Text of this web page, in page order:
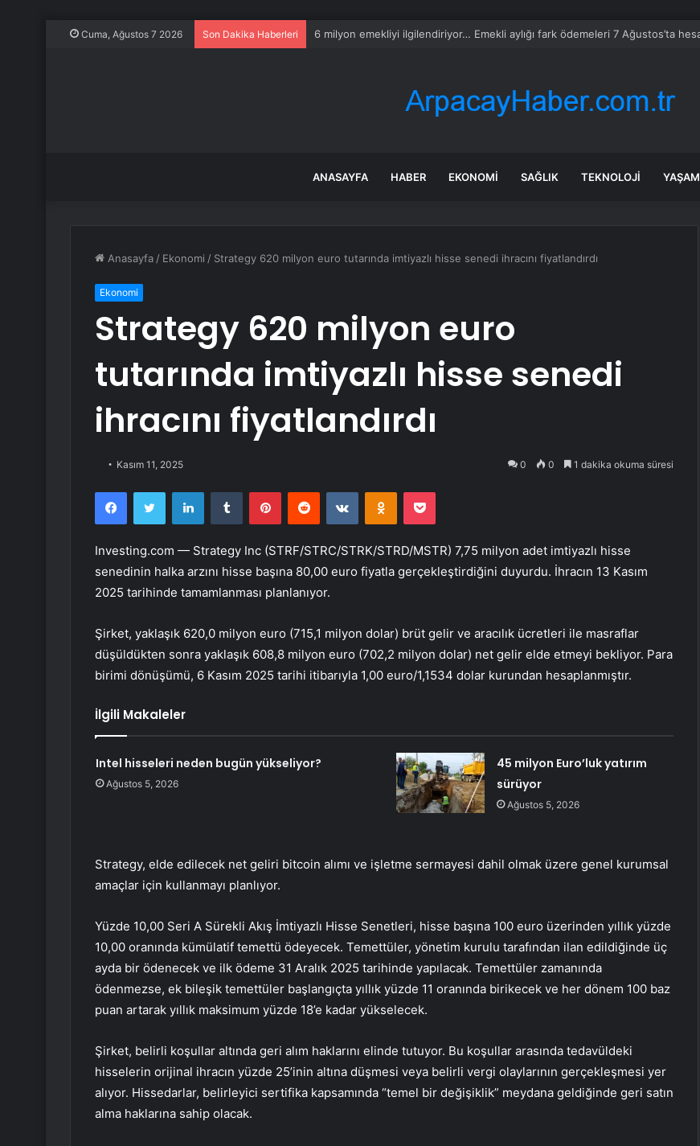
Cuma, Ağustos 7 2026 Son Dakika Haberleri Bayraklı’da İnşaatlara Sıkı Denetim
ANASAYFA HABER EKONOMI SAĞLIK TEKNOLOJI YAŞAM
Anasayfa / Ekonomi / Strategy 620 milyon euro tutarında imtiyazlı hisse senedi ihracını fiyatlandırdı
Ekonomi
Strategy 620 milyon euro
tutarında imtiyazlı hisse senedi
ihracını fiyatlandırdı
Kasım 11, 2025 0 0 1 dakika okuma süresi
FacebookTwitter LinkedInTumblr PinterestReddit VKontakteOdnoklassniki
Pocket
Investing.com — Strategy Inc (STRF/STRC/STRK/STRD/MSTR) 7,75 milyon adet imtiyazlı hisse
senedinin halka arzını hisse başına 80,00 euro fiyatla gerçekleştirdiğini duyurdu. İhracın 13 Kasım
2025 tarihinde tamamlanması planlanıyor.
Şirket, yaklaşık 620,0 milyon euro (715,1 milyon dolar) brüt gelir ve aracılık ücretleri ile masraflar
düşüldükten sonra yaklaşık 608,8 milyon euro (702,2 milyon dolar) net gelir elde etmeyi bekliyor. Para
birimi dönüşümü, 6 Kasım 2025 tarihi itibarıyla 1,00 euro/1,1534 dolar kurundan hesaplanmıştır.
İlgili Makaleler
Intel hisseleri neden bugün yükseliyor?
Ağustos 5, 2026
45 milyon Euro’luk yatırım
sürüyor
Ağustos 5, 2026
Strategy, elde edilecek net geliri bitcoin alımı ve işletme sermayesi dahil olmak üzere genel kurumsal
amaçlar için kullanmayı planlıyor.
Yüzde 10,00 Seri A Sürekli Akış İmtiyazlı Hisse Senetleri, hisse başına 100 euro üzerinden yıllık yüzde
10,00 oranında kümülatif temettü ödeyecek. Temettüler, yönetim kurulu tarafından ilan edildiğinde üç
ayda bir ödenecek ve ilk ödeme 31 Aralık 2025 tarihinde yapılacak. Temettüler zamanında
ödenmezse, ek bileşik temettüler başlangıçta yıllık yüzde 11 oranında birikecek ve her dönem 100 baz
puan artarak yıllık maksimum yüzde 18’e kadar yükselecek.
Şirket, belirli koşullar altında geri alım haklarını elinde tutuyor. Bu koşullar arasında tedavüldeki
hisselerin orijinal ihracın yüzde 25’inin altına düşmesi veya belirli vergi olaylarının gerçekleşmesi yer
alıyor. Hissedarlar, belirleyici sertifika kapsamında “temel bir değişiklik” meydana geldiğinde geri satın
alma haklarına sahip olacak.